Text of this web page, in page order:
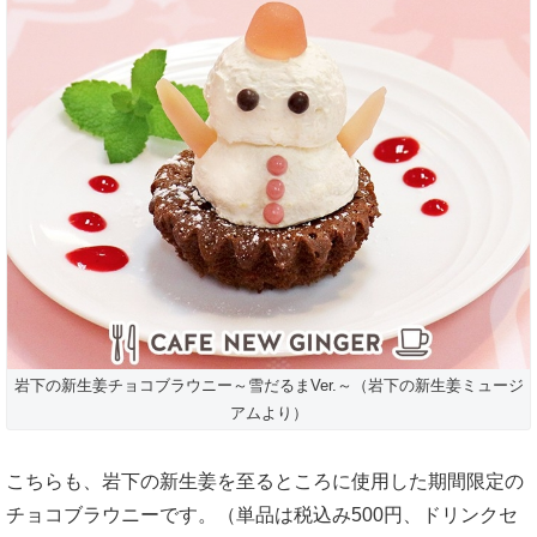
岩下の新生姜チョコブラウニー～雪だるまVer.～（岩下の新生姜ミュージ
アムより）
こちらも、岩下の新生姜を至るところに使用した期間限定の
チョコブラウニーです。（単品は税込み500円、ドリンクセ